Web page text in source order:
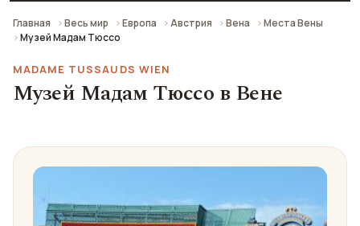
Главная Весь мир Европа Австрия Вена
Места Вены
Музей Мадам Тюссо
MADAME TUSSAUDS WIEN
Музей Мадам Тюссо в Вене